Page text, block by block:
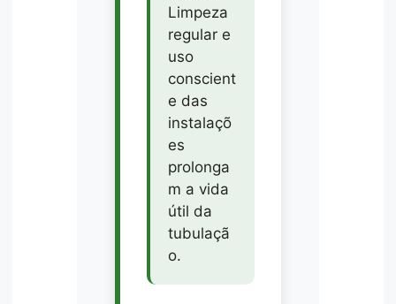
Limpeza
regular e
uso
conscient
e das
instalaçõ
es
prolonga
m a vida
útil da
tubulaçã
o.